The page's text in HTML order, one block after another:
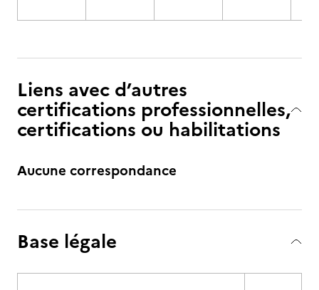
Liens avec d’autres
certifications professionnelles,
certifications ou habilitations
Aucune correspondance
Base légale